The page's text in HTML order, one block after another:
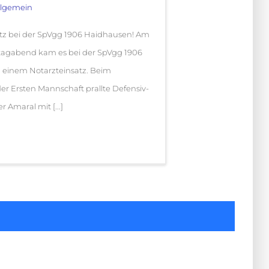
bei der SpVgg 1906 Haidhausen! Am
kam es bei der SpVgg 1906
Notarzteinsatz. Beim
Ersten Mannschaft prallte Defensiv-
Amaral mit [...]